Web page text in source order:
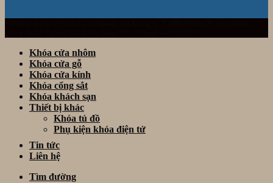
Khóa cửa nhôm
Khóa cửa gỗ
Khóa cửa kính
Khóa cổng sắt
Khóa khách sạn
Thiết bị khác
Khóa tủ đồ
Phụ kiện khóa điện tử
Tin tức
Liên hệ
Tìm đường